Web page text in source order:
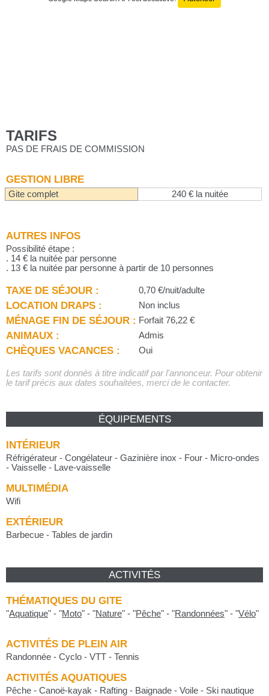
TARIFS
PAS DE FRAIS DE COMMISSION
GESTION LIBRE
Gite complet 240 € la nuitée
AUTRES INFOS
Possibilité étape :
. 14 € la nuitée par personne
. 13 € la nuitée par personne à partir de 10 personnes
TAXE DE SÉJOUR : 0,70 €/nuit/adulte
LOCATION DRAPS : Non inclus
MÉNAGE FIN DE SÉJOUR : Forfait 76,22 €
ANIMAUX : Admis
CHÈQUES VACANCES : Oui
Les tarifs sont donnés à titre indicatif par l'annonceur. Pour obtenir
le tarif précis aux dates souhaitées, merci de le contacter.
ÉQUIPEMENTS
INTÉRIEUR
Réfrigérateur - Congélateur - Gazinière inox - Four - Micro-ondes
- Vaisselle - Lave-vaisselle
MULTIMÉDIA
Wifi
EXTÉRIEUR
Barbecue - Tables de jardin
ACTIVITÉS
THÉMATIQUES DU GITE
"Aquatique" - "Moto" - "Nature" - "Pêche" - "Randonnées" - "Vélo"
ACTIVITÉS DE PLEIN AIR
Randonnée - Cyclo - VTT - Tennis
ACTIVITÉS AQUATIQUES
Pêche - Canoë-kayak - Rafting - Baignade - Voile - Ski nautique